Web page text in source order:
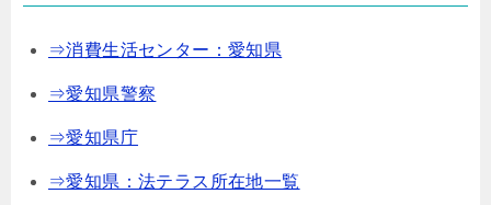
⇒消費生活センター：愛知県
⇒愛知県警察
⇒愛知県庁
⇒愛知県：法テラス所在地一覧